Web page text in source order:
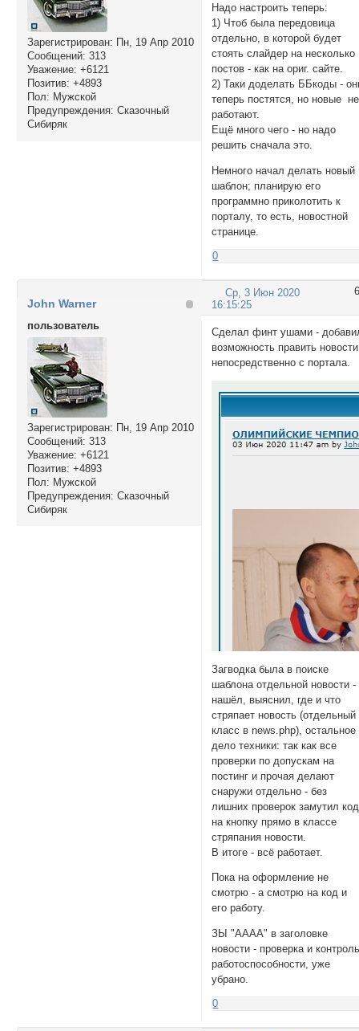
Зарегистрирован: Пн, 19 Апр 2010
Сообщений: 313
Уважение: +6121
Позитив: +4893
Пол: Мужской
Предупреждения: Сказочный
Сибиряк
Надо настроить теперь:
1) Чтоб была передовица
отдельно, в которой будет
стоять слайдер на несколько
постов - как на ориг. сайте.
2) Таки доделать ББкоды -
теперь постятся, но новые не
работают.
Ещё много чего - но надо
решить сначала это.
Немного начал делать новый
шаблон; планирую его
программно приколотить к
порталу, то есть, новостной
странице.
0
6
Ср, 3 Июн 2020
16:15:25
John Warner
пользователь
Зарегистрирован: Пн, 19 Апр 2010
Сообщений: 313
Уважение: +6121
Позитив: +4893
Пол: Мужской
Предупреждения: Сказочный
Сибиряк
Сделал финт ушами -
возможность править новости
непосредственно с портала.
Загводка была в поиске
шаблона отдельной новости -
нашёл, выяснил, где и что
стряпает новость (отдельный
класс в news.php), остальное
дело техники: так как все
проверки по допускам на
постинг и прочая делают
снаружи отдельно - без
лишних проверок замутил код
на кнопку прямо в классе
стряпания новости.
В итоге - всё работает.
Пока на оформление не
смотрю - а смотрю на код и
его работу.
ЗЫ "АААА" в заголовке
новости - проверка и
работоспособности, уже
убрано.
0